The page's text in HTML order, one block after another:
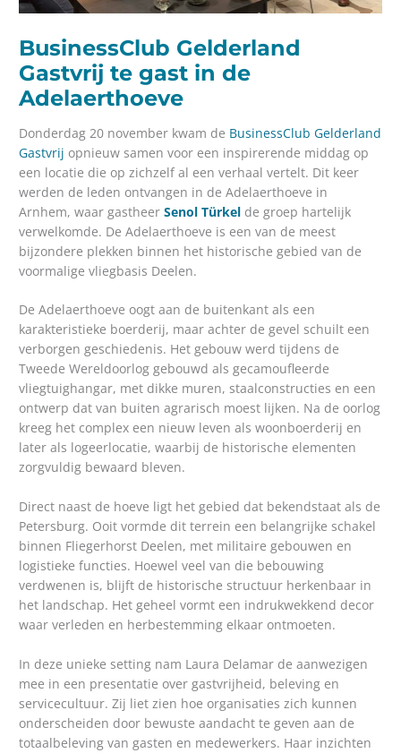
BusinessClub Gelderland
Gastvrij te gast in de
Adelaerthoeve
Donderdag 20 november kwam de BusinessClub Gelderland
Gastvrij opnieuw samen voor een inspirerende middag op
een locatie die op zichzelf al een verhaal vertelt. Dit keer
werden de leden ontvangen in de Adelaerthoeve in
Arnhem, waar gastheerSenol Türkel de groep hartelijk
verwelkomde. De Adelaerthoeve is een van de meest
bijzondere plekken binnen het historische gebied van de
voormalige vliegbasis Deelen.
De Adelaerthoeve oogt aan de buitenkant als een
karakteristieke boerderij, maar achter de gevel schuilt een
verborgen geschiedenis. Het gebouw werd tijdens de
Tweede Wereldoorlog gebouwd als gecamoufleerde
vliegtuighangar, met dikke muren, staalconstructies en een
ontwerp dat van buiten agrarisch moest lijken. Na de oorlog
kreeg het complex een nieuw leven als woonboerderij en
later als logeerlocatie, waarbij de historische elementen
zorgvuldig bewaard bleven.
Direct naast de hoeve ligt het gebied dat bekendstaat als de
Petersburg. Ooit vormde dit terrein een belangrijke schakel
binnen Fliegerhorst Deelen, met militaire gebouwen en
logistieke functies. Hoewel veel van die bebouwing
verdwenen is, blijft de historische structuur herkenbaar in
het landschap. Het geheel vormt een indrukwekkend decor
waar verleden en herbestemming elkaar ontmoeten.
In deze unieke setting nam Laura Delamar de aanwezigen
mee in een presentatie over gastvrijheid, beleving en
servicecultuur. Zij liet zien hoe organisaties zich kunnen
onderscheiden door bewuste aandacht te geven aan de
totaalbeleving van gasten en medewerkers. Haar inzichten